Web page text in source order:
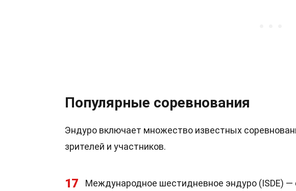
Популярные соревнования
Эндуро включает множество известных
зрителей и участников.
17
Международное шестидневное эндуро (ISDE)